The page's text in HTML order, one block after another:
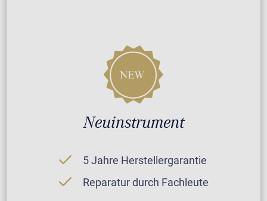
Neuinstrument
5 Jahre Herstellergarantie
Reparatur durch Fachleute